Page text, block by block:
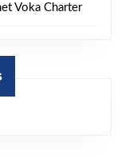
Voka Charter